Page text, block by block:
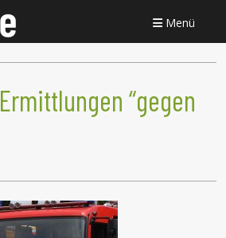
Menü
Ermittlungen “gegen